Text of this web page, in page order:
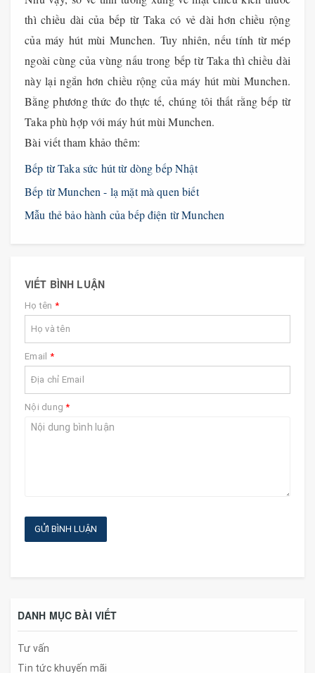
thì chiều dài của bếp từ Taka có vẻ dài hơn chiều rộng
của máy hút mùi Munchen. Tuy nhiên, nếu tính từ mép
ngoài cùng của vùng nấu trong bếp từ Taka thì chiều dài
này lại ngắn hơn chiều rộng của máy hút mùi Munchen.
Bằng phương thức đo thực tế, chúng tôi thất rằng bếp từ
Taka phù hợp với máy hút mùi Munchen.
Bài viết tham khảo thêm:
​Bếp từ Taka sức hút từ dòng bếp Nhật
Bếp từ Munchen - lạ mặt mà quen biết
Mẫu thẻ bảo hành của bếp điện từ Munchen
VIẾT BÌNH LUẬN
Họ tên *
Email *
Nội dung*
GỬI BÌNH LUẬN
DANH MỤC BÀI VIẾT
Tư vấn
Tin tức khuyến mãi